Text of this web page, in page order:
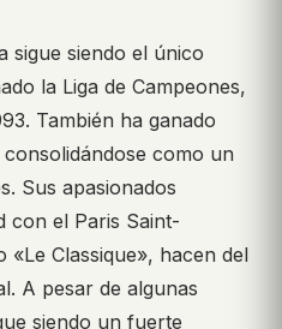
sigue siendo el único
la Liga de Campeones,
También ha ganado
como un
Sus apasionados
con el Paris Saint-
Classique», hacen del
A pesar de algunas
siendo un fuerte